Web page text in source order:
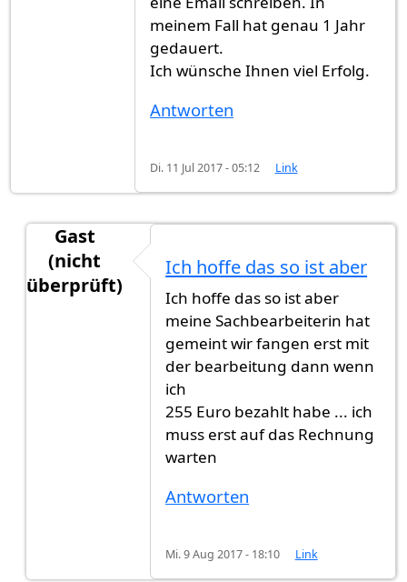
meinem Fall hat genau 1 Jahr
gedauert.
Ich wünsche Ihnen viel Erfolg.
Antworten
Di. 11 Jul 2017 - 05:12 Link
Gast
(nicht
überprüft)
Es dauert zwischen 6 Monaten
Ich hoffe das so ist aber
Ich hoffe das so ist aber
meine Sachbearbeiterin hat
gemeint wir fangen erst mit
der bearbeitung dann wenn
ich
255 Euro bezahlt habe ... ich
muss erst auf das Rechnung
warten
Antworten
Mi. 9 Aug 2017 - 18:10 Link